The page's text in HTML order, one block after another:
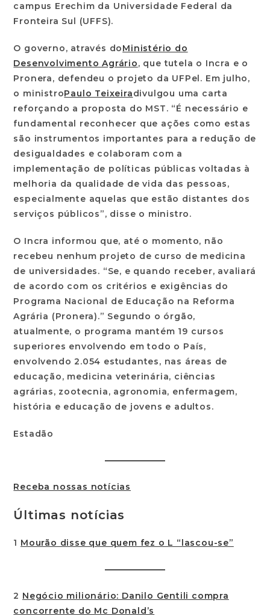
campus Erechim da Universidade Federal da
Fronteira Sul (UFFS).
O governo, através doMinistério do
Desenvolvimento Agrário, que tutela o Incra e o
Pronera, defendeu o projeto da UFPel. Em julho,
o ministroPaulo Teixeiradivulgou uma carta
reforçando a proposta do MST. “É necessário e
fundamental reconhecer que ações como estas
são instrumentos importantes para a redução de
desigualdades e colaboram com a
implementação de políticas públicas voltadas à
melhoria da qualidade de vida das pessoas,
especialmente aquelas que estão distantes dos
serviços públicos”, disse o ministro.
O Incra informou que, até o momento, não
recebeu nenhum projeto de curso de medicina
de universidades. “Se, e quando receber, avaliará
de acordo com os critérios e exigências do
Programa Nacional de Educação na Reforma
Agrária (Pronera).” Segundo o órgão,
atualmente, o programa mantém 19 cursos
superiores envolvendo em todo o País,
envolvendo 2.054 estudantes, nas áreas de
educação, medicina veterinária, ciências
agrárias, zootecnia, agronomia, enfermagem,
história e educação de jovens e adultos.
Estadão
Receba nossas notícias
Últimas notícias
1 Mourão disse que quem fez o L “lascou-se”
2 Negócio milionário: Danilo Gentili compra
concorrente do Mc Donald’s